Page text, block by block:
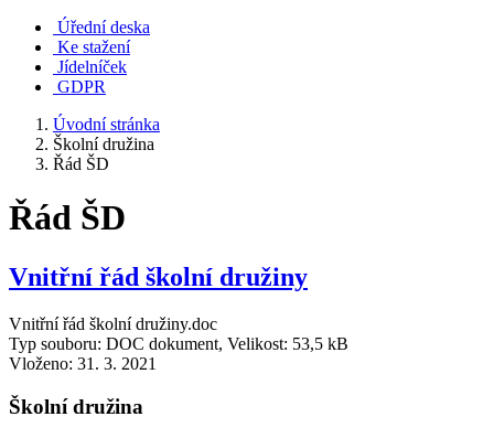
Úřední deska
Ke stažení
Jídelníček
GDPR
Úvodní stránka
Školní družina
Řád ŠD
Řád ŠD
Vnitřní řád školní družiny
Vnitřní řád školní družiny.doc
Typ souboru: DOC dokument, Velikost: 53,5 kB
Vloženo: 31. 3. 2021
Školní družina